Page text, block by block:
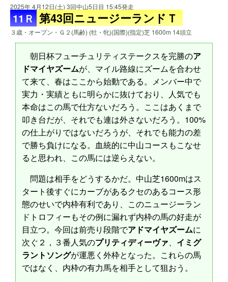
2025年 4月12日(土) 3回中山5日目 15:45発走
11Ｒ 第43回ニュージーランドＴ
３歳・オープン・Ｇ２(馬齢) (牡・牝)(国際)(指定)芝 1600m 14頭立
朝日杯フューチュリティステークスを完勝のア
ドマイヤズームが、マイル路線にズームを合わせ
て来て、春はここから始動である。メンバー中で
実力・実績ともに明らかに抜けており、人気でも
本命はこの馬で仕方ないだろう。ここはあくまで
叩き台だが、それでも連は外さないだろう。100%
の仕上がりではないだろうが、それでも能力の差
で勝ち負けになる。血統的に中山コースもこなせ
ると思われ、この馬には逆らえない。
問題は相手をどうするかだ。中山芝1600mはス
タート後すぐにカーブがあるクセのあるコース形
態のせいで内枠有利であり、このニュージーラン
ドトロフィーもその例に漏れず内枠の馬の好走が
目立つ。今回は前売り段階でアドマイヤズームに
次ぐ２，３番人気のプリティディーヴァ、 イミグ
ラントソングが運悪く外枠となった。これらの馬
ではなく、内枠の有力馬を相手として狙おう。